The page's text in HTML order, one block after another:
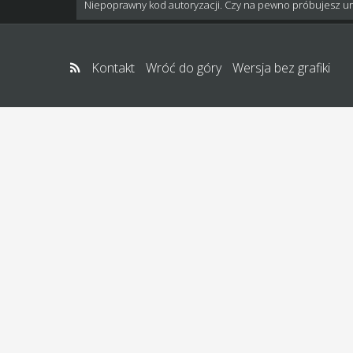
Niepoprawny kod autoryzacji. Czy na pewno próbujesz
Kontakt Wróć do góry Wersja bez grafiki